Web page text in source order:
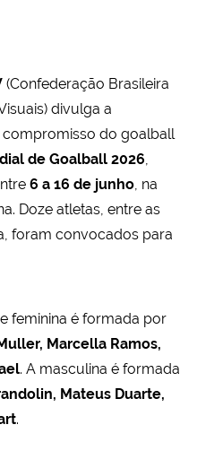
(Confederação Brasileira
divulga a
do goalball
de Goalball 2026
6 a 16 de junho , na
Doze atletas, entre as
foram convocados para
feminina é formada por
Marcella Ramos,
. A masculina é formada
Mateus Duarte,
.